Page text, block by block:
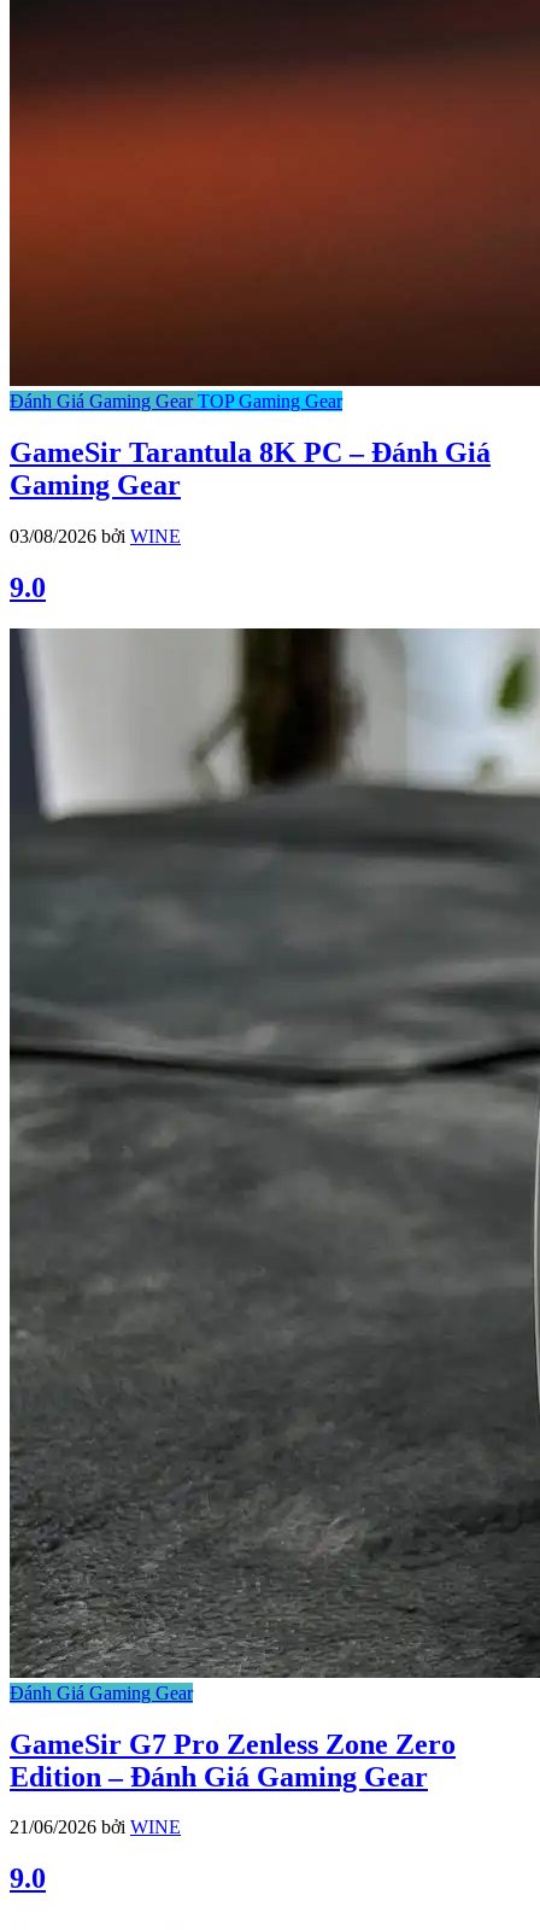
Đánh Giá Gaming Gear TOP Gaming Gear
GameSir Tarantula 8K PC – Đánh Giá
Gaming Gear
03/08/2026 bởi WINE
9.0
Đánh Giá Gaming Gear
GameSir G7 Pro Zenless Zone Zero
Edition – Đánh Giá Gaming Gear
21/06/2026 bởi WINE
9.0